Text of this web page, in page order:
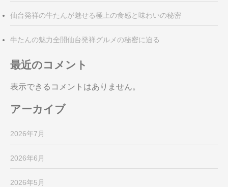
仙台発祥の牛たんが魅せる極上の食感と味わいの秘密
牛たんの魅力全開仙台発祥グルメの秘密に迫る
最近のコメント
表示できるコメントはありません。
アーカイブ
2026年7月
2026年6月
2026年5月